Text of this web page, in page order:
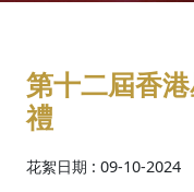
第十二屆香
禮
花絮日期 : 09-10-2024